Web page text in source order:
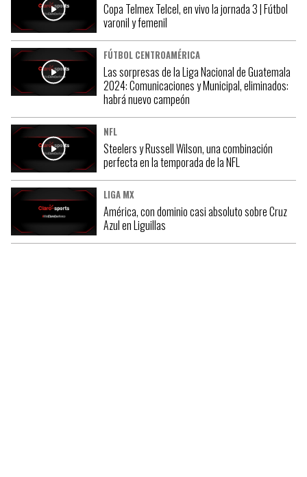
Copa Telmex Telcel, en vivo la jornada 3 | Fútbol
varonil y femenil
FÚTBOL CENTROAMÉRICA
Las sorpresas de la Liga Nacional de Guatemala
2024: Comunicaciones y Municipal, eliminados:
habrá nuevo campeón
NFL
Steelers y Russell Wilson, una combinación
perfecta en la temporada de la NFL
LIGA MX
América, con dominio casi absoluto sobre Cruz
Azul en Liguillas